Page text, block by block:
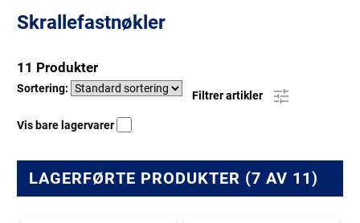
Skrallefastnøkler
11 Produkter
Sortering:
Filtrer artikler
Vis bare lagervarer
LAGERFØRTE PRODUKTER (7 AV 11)